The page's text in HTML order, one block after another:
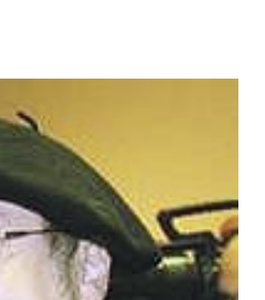
hasta el año pasado fue
vil secuestro, las calles de
por ETA y su entorno
una manifestación mayor
de Miguel Angel
concentró a más de